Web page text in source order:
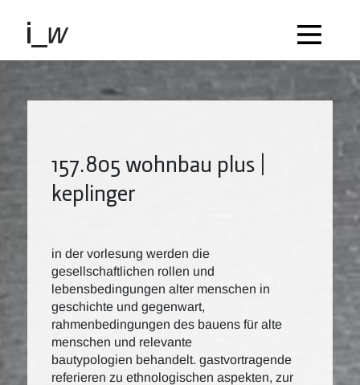
157.805 wohnbau plus |
keplinger
in der vorlesung werden die
gesellschaftlichen rollen und
lebensbedingungen alter menschen in
geschichte und gegenwart,
rahmenbedingungen des bauens für alte
menschen und relevante
bautypologien behandelt. gastvortragende
referieren zu ethnologischen aspekten, zur